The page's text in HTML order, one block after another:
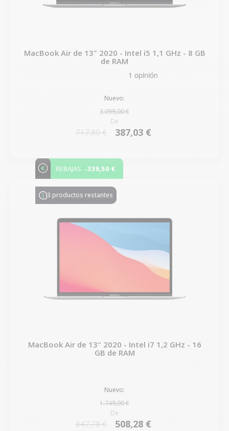
MacBook Air de 13" 2020 - Intel i5 1,1 GHz - 8 GB
de RAM
Nuevo:
3.099,00 €
De
717,80 € 387,03 €
REBAJAS -339,50 €
3 productos restantes
MacBook Air de 13" 2020 - Intel i7 1,2 GHz - 16
GB de RAM
Nuevo:
1.749,00 €
De
847,78 € 508,28 €